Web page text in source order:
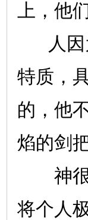
上，他
人因
特质，
的，他
焰的剑
神很
将个人